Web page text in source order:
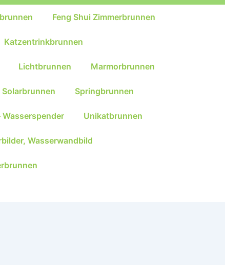
Feng Shui Zimmerbrunnen
Katzentrinkbrunnen
Lichtbrunnen Marmorbrunnen
Solarbrunnen Springbrunnen
Unikatbrunnen
Wasserwandbild